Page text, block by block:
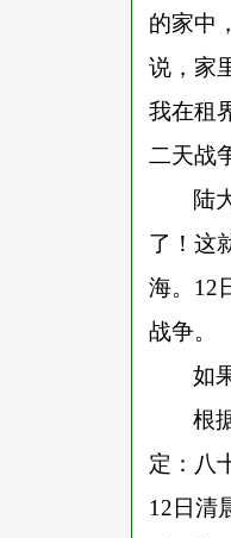
的家中
说，家
我在租
二天战
陆
了！这
海。12
战争。
如
根
定：八
12日清